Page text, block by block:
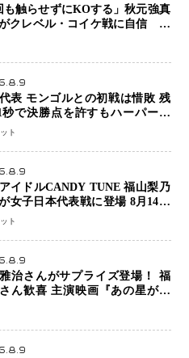
も触らせずにKOする」秋元強真
クレベル・コイケ戦に自信 青
と2カ月の寝技対策「引き込ま
表 モンゴルとの初戦は惜敗 残
秒で決勝点を許すもハーパージ
15得点 カーク18得点と存在感
ト
イドルCANDY TUNE 福山梨乃
女子日本代表戦に登場 8月14日
不動産カップ」でスペシャルゲ
ト
治さんがサプライズ登場！ 福
ん歓喜 主演映画『あの星が降
、君とまた出会いたい。』舞台